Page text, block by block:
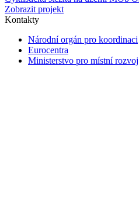
Zobrazit projekt
Kontakty
Národní orgán pro koordinaci
Eurocentra
Ministerstvo pro místní rozvoj